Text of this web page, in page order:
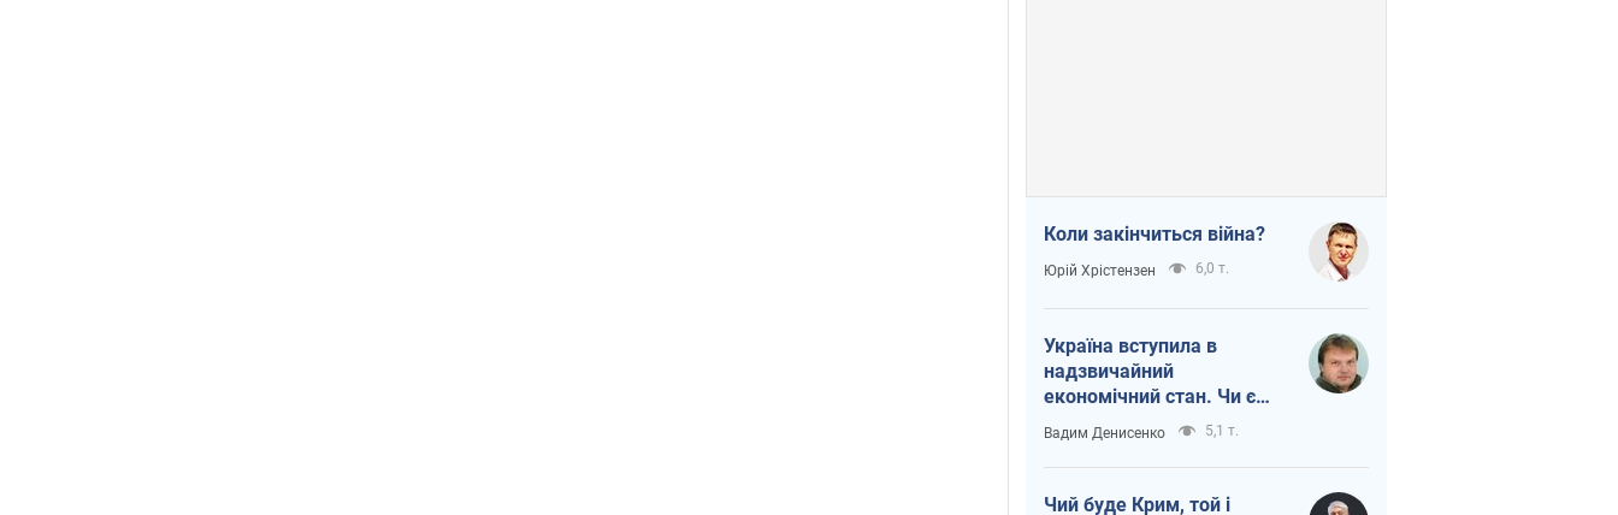
Коли закінчиться війна?
Юрій Хрістензен 6,0 т.
Україна вступила в
надзвичайний
економічний стан. Чи є
світло вкінці тунелю?
Вадим Денисенко 5,1 т.
Чий буде Крим, той і